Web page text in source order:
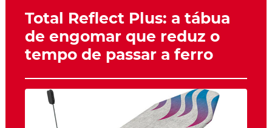
Total Reflect Plus: a tábua
de engomar que reduz o
tempo de passar a ferro